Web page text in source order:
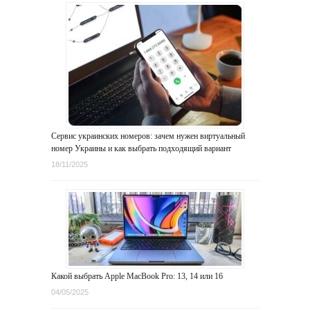
Сервис украинских номеров: зачем нужен виртуальный
номер Украины и как выбрать подходящий вариант
18/11/2025
Какой выбрать Apple MacBook Pro: 13, 14 или 16
04/05/2025